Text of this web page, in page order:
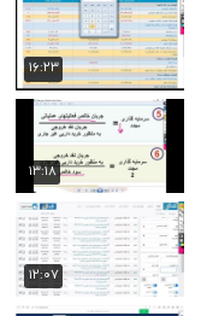
۱۶:۲۳
۱۳:۱۸
۱۲:۰۷